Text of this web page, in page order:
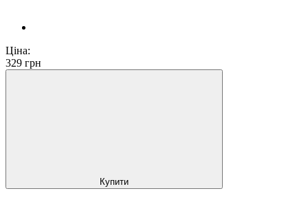
Ціна:
329 грн
Купити